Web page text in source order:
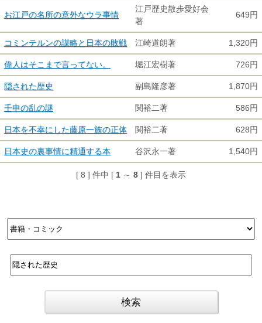
お江戸の名所の意外なウラ事情
江戸歴史散歩愛好会
著
649円
コミンテルンの謀略と日本の敗戦 江崎道朗著 1,320円
偉人はそこまで言ってない。 堀江宏樹著 726円
隠された歴史 副島隆彦著 1,870円
壬申の乱の謎 関裕二著 586円
日本を不幸にした藤原一族の正体 関裕二著 628円
日本史の裏事情に精通する本 谷沢永一著 1,540円
[ 8 ] 件中 [ 1 ～ 8 ] 件目を表示